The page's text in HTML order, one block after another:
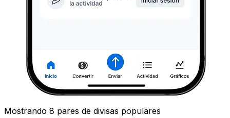
Mostrando 8 pares de divisas populares